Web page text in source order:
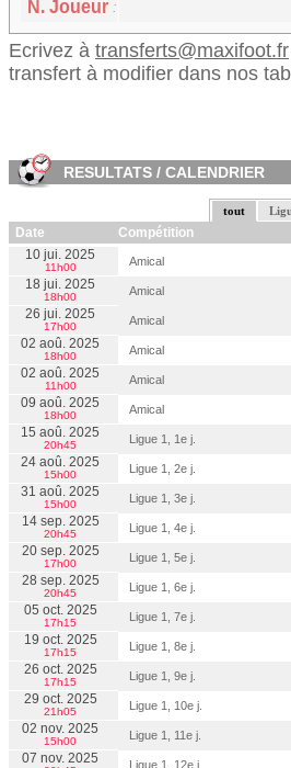
Wolverhampton (ANG)
Glasg. Rangers
Lepaul
N. Joueur
N. Joueur
:
Ecrivez à transferts@maxifoot.fr
transfert à modifier dans nos
RESULTATS / CALENDRIER
tout
Date Compétition
10 jui. 2025
11h00 Amical
18 jui. 2025
18h00 Amical
26 jui. 2025
17h00 Amical
02 aoû. 2025
18h00 Amical
02 aoû. 2025
11h00 Amical
09 aoû. 2025
18h00 Amical
15 aoû. 2025
20h45 Ligue 1, 1e j.
24 aoû. 2025
15h00 Ligue 1, 2e j.
31 aoû. 2025
15h00 Ligue 1, 3e j.
14 sep. 2025
20h45 Ligue 1, 4e j.
20 sep. 2025
17h00 Ligue 1, 5e j.
28 sep. 2025
20h45 Ligue 1, 6e j.
05 oct. 2025
17h15 Ligue 1, 7e j.
19 oct. 2025
17h15 Ligue 1, 8e j.
26 oct. 2025
17h15 Ligue 1, 9e j.
29 oct. 2025
21h05 Ligue 1, 10e j.
02 nov. 2025
15h00 Ligue 1, 11e j.
07 nov. 2025 Ligue 1, 12e j.